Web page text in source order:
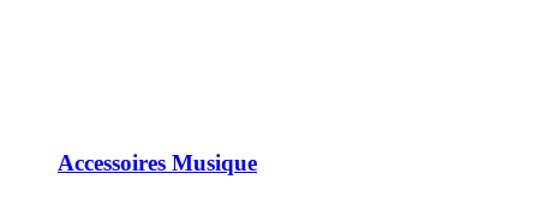
Accessoires Musique